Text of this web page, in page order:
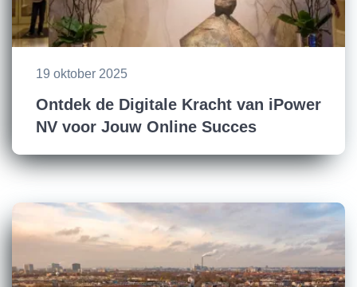
19 oktober 2025
Ontdek de Digitale Kracht van iPower
NV voor Jouw Online Succes